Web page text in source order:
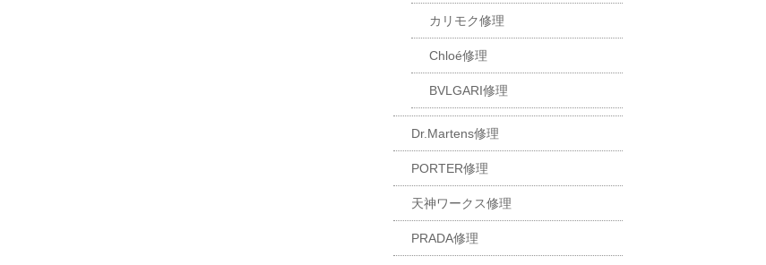
カリモク修理
Chloé修理
BVLGARI修理
Dr.Martens修理
PORTER修理
天神ワークス修理
PRADA修理